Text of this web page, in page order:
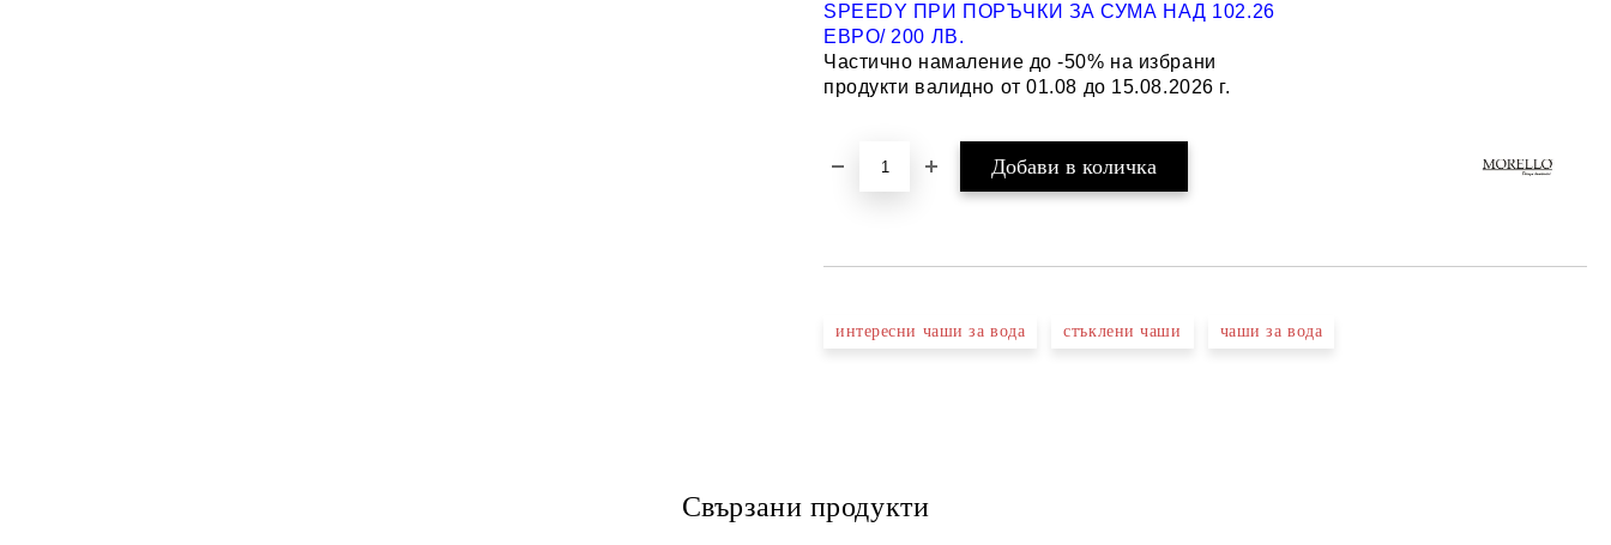
SPEEDY ПРИ ПОРЪЧКИ ЗА СУМА НАД 102.26
ЕВРО/ 200 ЛВ.
Частично намаление до -50% на избрани
продукти валидно от 01.08 до 15.08.2026 г.
интересни чаши за вода стъклени чаши чаши за вода
Свързани продукти